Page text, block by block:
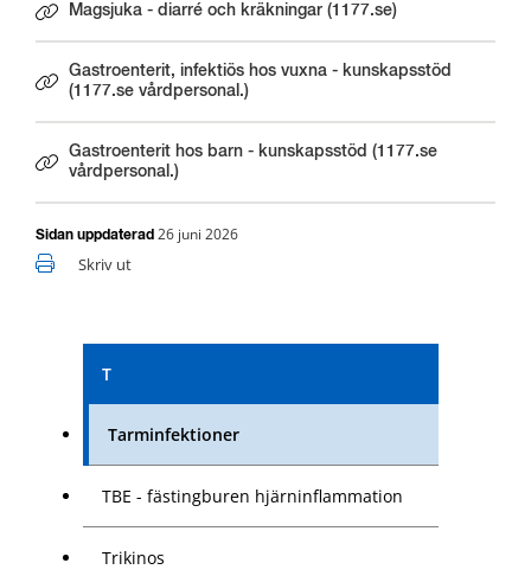
T
Tarminfektioner
TBE - fästingburen hjärninflammation
Trikinos
Magsjuka - diarré och kräkningar (1177.se)
Länk till annan webbplats.
Gastroenterit, infektiös hos vuxna - kunskapsstöd
(1177.se vårdpersonal.)
Länk till annan webbplats.
Gastroenterit hos barn - kunskapsstöd (1177.se
vårdpersonal.)
Länk till annan webbplats.
Sidan uppdaterad 26 juni 2026
Skriv ut